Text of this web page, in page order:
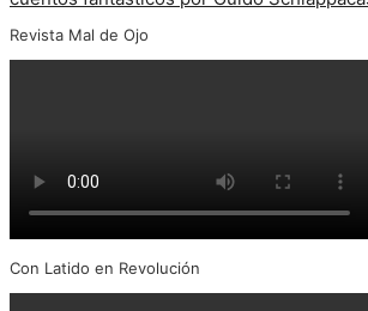
Revista Mal de Ojo
Con Latido en Revolución